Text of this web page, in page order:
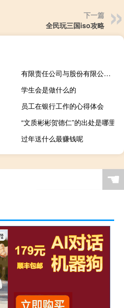
下一篇
全民玩三国iso攻略
有限责任公司与股份有限公司的区别
学生会是做什么的
员工在银行工作的心得体会
“文质彬彬贺德仁”的出处是哪里
过年送什么最赚钱呢
☚